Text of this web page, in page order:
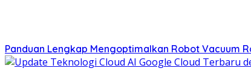
Panduan Lengkap Mengoptimalkan Robot Vacuum